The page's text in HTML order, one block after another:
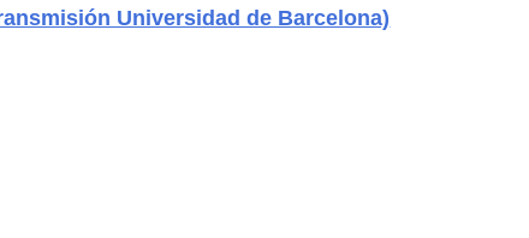
Universidad de Barcelona)